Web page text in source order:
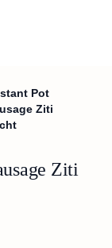
Pot
Ziti
Ziti